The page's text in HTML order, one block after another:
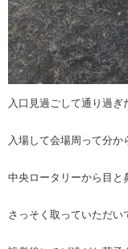
入口見過ごして通り過ぎ
入場して会場周って分か
中央ロータリーから目と
さっそく取っていただい